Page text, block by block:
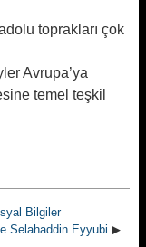
toprakları çok
Avrupa’ya
temel teşkil
Bilgiler
Selahaddin Eyyubi ▶